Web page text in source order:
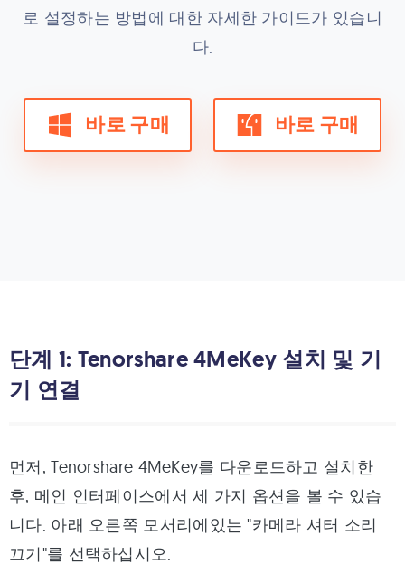
로 설정하는 방법에 대한 자세한 가이드가 있습니
다.
바로 구매 바로 구매
단계 1: Tenorshare 4MeKey 설치 및 기
기 연결
먼저, Tenorshare 4MeKey를 다운로드하고 설치한
후, 메인 인터페이스에서 세 가지 옵션을 볼 수 있습
니다. 아래 오른쪽 모서리에있는 "카메라 셔터 소리
끄기"를 선택하십시오.